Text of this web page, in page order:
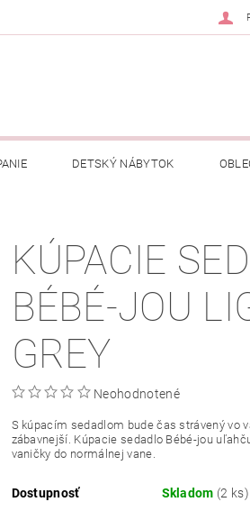
DETSKÝ NÁBYTOK
ÚDAJOV
KÚPACIE
BÉBÉ-JOU
GREY
Neohodnotené
S kúpacím sedadlom bude čas strávený vo
zábavnejší. Kúpacie sedadlo Bébé-jou
vaničky do normálnej vane.
Dostupnosť Skladom (2 ks)